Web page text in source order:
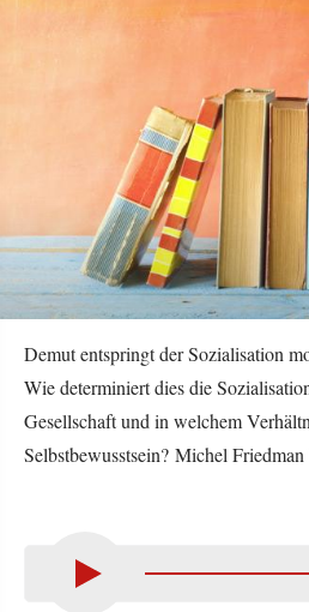
Demut entspringt der Sozialisation
Wie determiniert dies die
Gesellschaft und in welchem
Selbstbewusstsein? Michel